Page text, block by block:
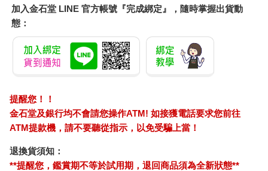
加入金石堂 LINE 官方帳號『完成綁定』，隨時掌握出貨動
態：
提醒您！！
金石堂及銀行均不會請您操作ATM! 如接獲電話要求您前往
ATM提款機，請不要聽從指示，以免受騙上當！
退換貨須知：
**提醒您，鑑賞期不等於試用期，退回商品須為全新狀態**